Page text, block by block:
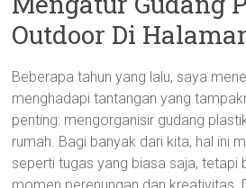
Outdoor Di
Beberapa tahun yang lalu, saya
menghadapi tantangan yang
penting: mengorganisir gudang
rumah. Bagi banyak dari kita, hal ini
seperti tugas yang biasa saja, tetapi